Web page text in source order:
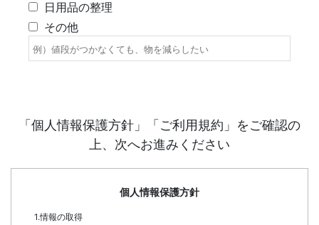
日用品の整理
その他
「個人情報保護方針」「ご利用規約」をご確認の
上、次へお進みください
個人情報保護方針
1.情報の取得